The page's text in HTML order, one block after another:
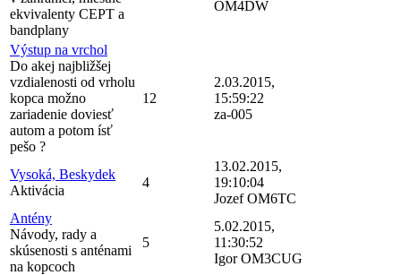
ekvivalenty CEPT a
bandplany
OM4DW
Výstup na vrchol
Do akej najbližšej
vzdialenosti od vrholu
kopca možno
zariadenie doviesť
autom a potom ísť
pešo ?
12
2.03.2015,
15:59:22
za-005
Vysoká, Beskydek
Aktivácia
4
13.02.2015,
19:10:04
Jozef OM6TC
Antény
Návody, rady a
skúsenosti s anténami
na kopcoch
5
5.02.2015,
11:30:52
Igor OM3CUG